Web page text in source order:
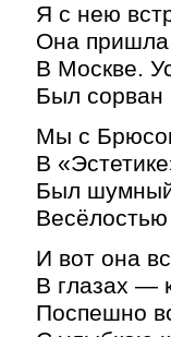
Я с нею
Она
В Москве.
Был сорван
Мы с
В
Был
И вот она
В глазах —
Поспешно